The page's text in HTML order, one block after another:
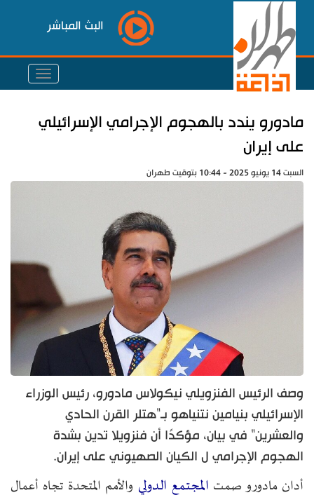
البث المباشر
مادورو يندد بالهجوم الإجرامي الإسرائيلي
على إيران
السبت 14 يونيو 2025 - 10:44 بتوقيت طهران
وصف الرئيس الفنزويلي نيكولاس مادورو، رئيس الوزراء
الإسرائيلي بنيامين نتنياهو بـ"هتلر القرن الحادي
والعشرين" في بيان، مؤكدًا أن فنزويلا تدين بشدة
الهجوم الإجرامي ل الكيان الصهيوني على إيران.
أدان مادورو صمت المجتمع الدولي والأمم المتحدة تجاه أعمال